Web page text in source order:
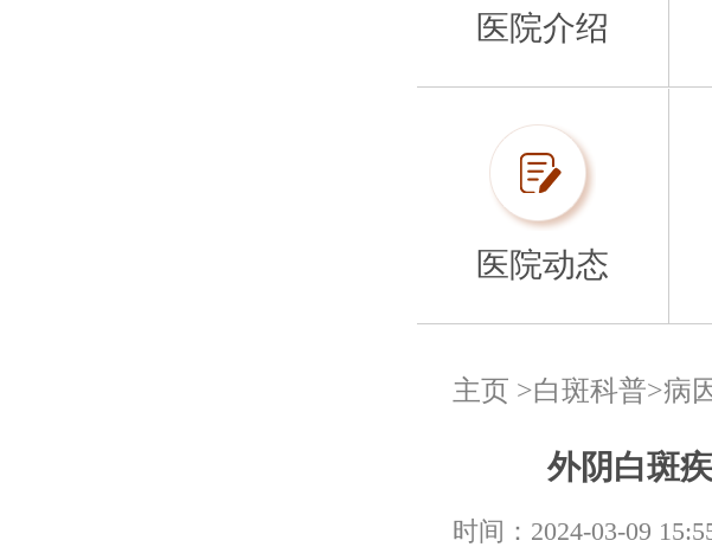
医院介绍
医院动态
主页 >白斑科普>病
外阴白斑
时间：2024-03-09